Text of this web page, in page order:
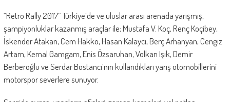
“Retro Rally 2017” Türkiye’de ve uluslar arası arenada yarışmış,
şampiyonluklar kazanmış araçlar ile; Mustafa V. Koç, Renç Koçibey,
İskender Atakan, Cem Hakko, Hasan Kalaycı, Berç Arhanyan, Cengiz
Artam, Kemal Gamgam, Enis Özsaruhan, Volkan Işık, Demir
Berberoğlu ve Serdar Bostancı’nın kullandıkları yarış otomobillerini
motorspor severlere sunuyor.